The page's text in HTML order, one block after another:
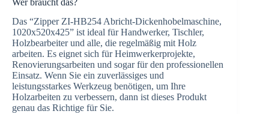
Das “Zipper ZI-HB254 Abricht-Dickenhobelmaschine,
1020x520x425” ist ideal für Handwerker, Tischler,
Holzbearbeiter und alle, die regelmäßig mit Holz
arbeiten. Es eignet sich für Heimwerkerprojekte,
Renovierungsarbeiten und sogar für den professionellen
Einsatz. Wenn Sie ein zuverlässiges und
leistungsstarkes Werkzeug benötigen, um Ihre
Holzarbeiten zu verbessern, dann ist dieses Produkt
genau das Richtige für Sie.